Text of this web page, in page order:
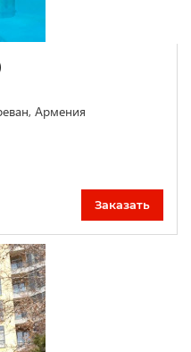
Армения
Заказать